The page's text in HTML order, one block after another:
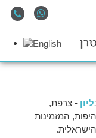
ליון - צרפת,
המזמינות